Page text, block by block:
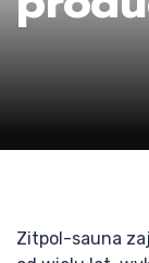
Zitpol-sauna